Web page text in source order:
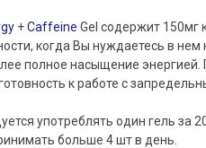
+Caffeine Gel содержит 150мг
когда Вы нуждаетесь в нем
полное насыщение
к работе с
употреблять один гель за
больше 4 шт в день.